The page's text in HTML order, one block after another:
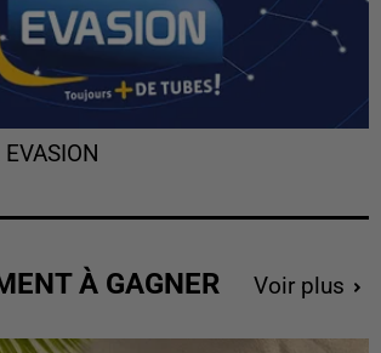
À GAGNER Voir plus